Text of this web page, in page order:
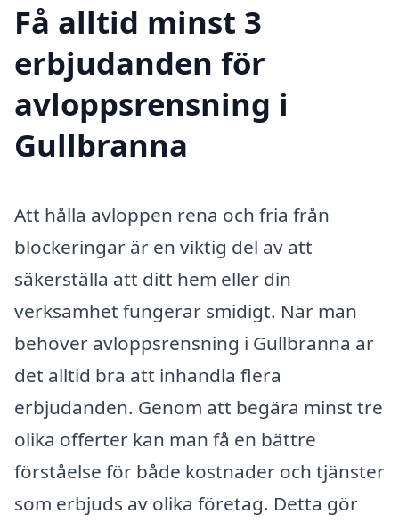
Få alltid minst 3
erbjudanden för
avloppsrensning i
Gullbranna
Att hålla avloppen rena och fria från
blockeringar är en viktig del av att
säkerställa att ditt hem eller din
verksamhet fungerar smidigt. När man
behöver avloppsrensning i Gullbranna är
det alltid bra att inhandla flera
erbjudanden. Genom att begära minst tre
olika offerter kan man få en bättre
förståelse för både kostnader och tjänster
som erbjuds av olika företag. Detta gör